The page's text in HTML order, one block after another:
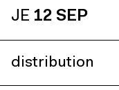
JE 12 SEP
distribution